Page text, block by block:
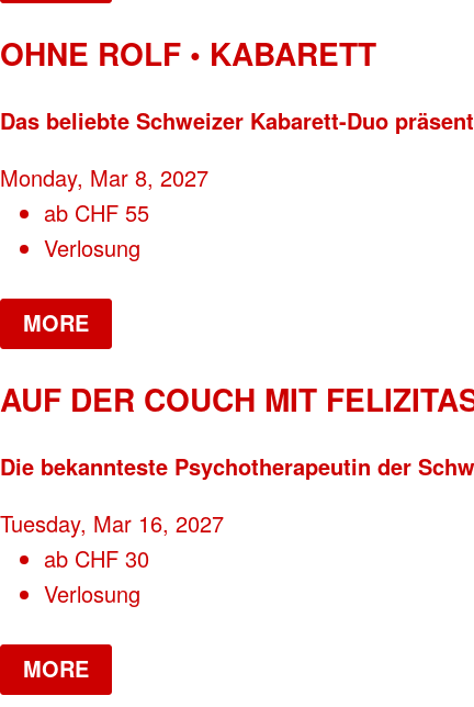
OHNE ROLF • KABARETT
Das beliebte Schweizer Kabarett-Duo
Monday, Mar 8, 2027
ab CHF 55
Verlosung
MORE
AUF DER COUCH MIT
Die bekannteste Psychotherapeutin der
Tuesday, Mar 16, 2027
ab CHF 30
Verlosung
MORE